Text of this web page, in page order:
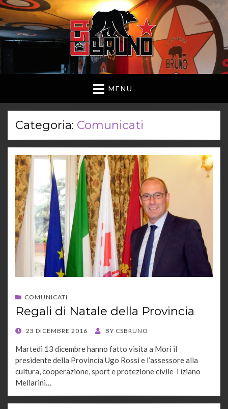
MENU
Categoria: Comunicati
COMUNICATI
Regali di Natale della Provincia
POSTED
23 DICEMBRE 2016 BY CSBRUNO
Martedì 13 dicembre hanno fatto visita a Mori il
presidente della Provincia Ugo Rossi e l’assessore alla
cultura, cooperazione, sport e protezione civile Tiziano
Mellarini…